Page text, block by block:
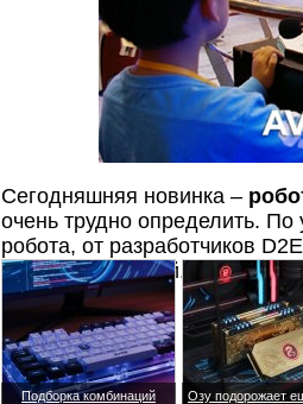
Сегодняшняя новинка –
очень трудно определить.
робота, от разработчиков
в Вашей гостиной, на
Подборка комбинаций
Озу подорожает